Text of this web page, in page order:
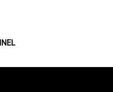
、いわて純情米の新CM公開！